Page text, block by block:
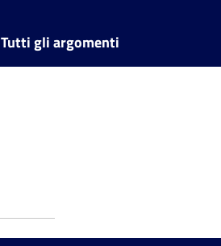
Tutti gli argomenti